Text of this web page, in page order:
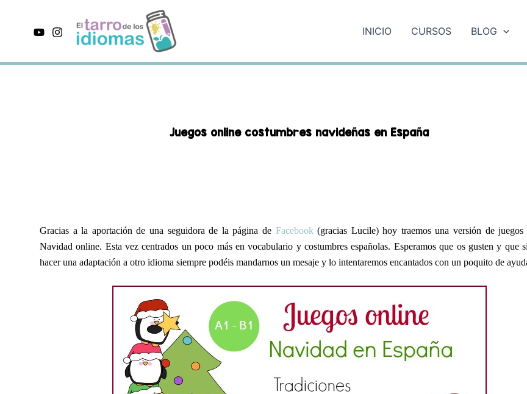
contenido
INICIO CURSOS BLOG
Juegos online costumbres navideñas en España
Gracias a la aportación de una seguidora de la página de Facebook(gracias Lucile) hoy traemos una versión de juegos
Navidad online. Esta vez centrados un poco más en vocabulario y costumbres españolas. Esperamos que os gusten y que
hacer una adaptación a otro idioma siempre podéis mandarnos un mesaje y lo intentaremos encantados con un poquito de